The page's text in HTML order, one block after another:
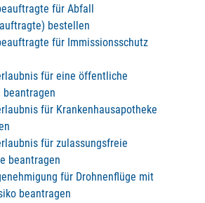
für Abfall
bestellen
für Immissionsschutz
für eine öffentliche
beantragen
für Krankenhausapotheke
für zulassungsfreie
beantragen
für Drohnenflüge mit
beantragen